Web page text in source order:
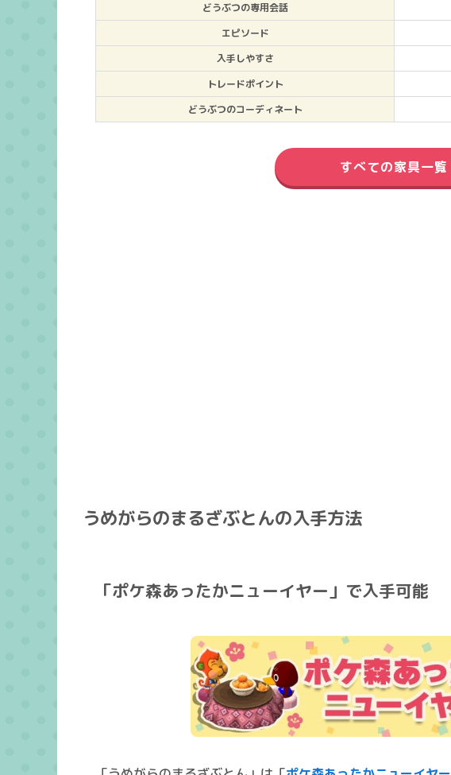
どうぶつの専用会話
エピソード
入手しやすさ
トレードポイント
どうぶつのコーディネート
すべての家具一覧
うめがらのまるざぶとんの入手方法
「ポケ森あったかニューイヤー」で入手可能